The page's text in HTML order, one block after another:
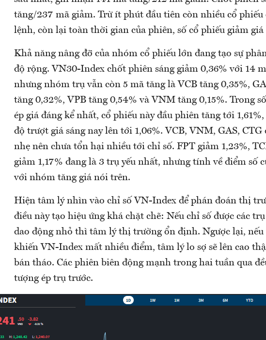
tăng/237 mã giảm. Trừ ít phút đầu tiên còn nhiều cổ phiếu
lệnh, còn lại toàn thời gian của phiên, số cổ phiếu giảm giá
Khả năng nâng đỡ của nhóm cổ phiếu lớn đang tạo sự
độ rộng. VN30-Index chốt phiên sáng giảm 0,36% với 14
nhưng nhóm trụ vẫn còn 5 mã tăng là VCB tăng 0,35%,
tăng 0,32%, VPB tăng 0,54% và VNM tăng 0,15%. Trong
ép giá đáng kể nhất, cổ phiếu này đầu phiên tăng tới
độ trượt giá sáng nay lên tới 1,06%. VCB, VNM, GAS,
nhẹ nên chưa tổn hại nhiều tới chỉ số. FPT giảm 1,23%,
giảm 1,17% đang là 3 trụ yếu nhất, nhưng tính về điểm số
với nhóm tăng giá nói trên.
Hiện tâm lý nhìn vào chỉ số VN-Index để phán đoán thị
điều này tạo hiệu ứng khá chặt chẽ: Nếu chỉ số được các
dao động nhỏ thì tâm lý thị trường ổn định. Ngược lại, nếu
khiến VN-Index mất nhiều điểm, tâm lý lo sợ sẽ lên cao
bán tháo. Các phiên biên động mạnh trong hai tuần qua
tượng ép trụ trước.